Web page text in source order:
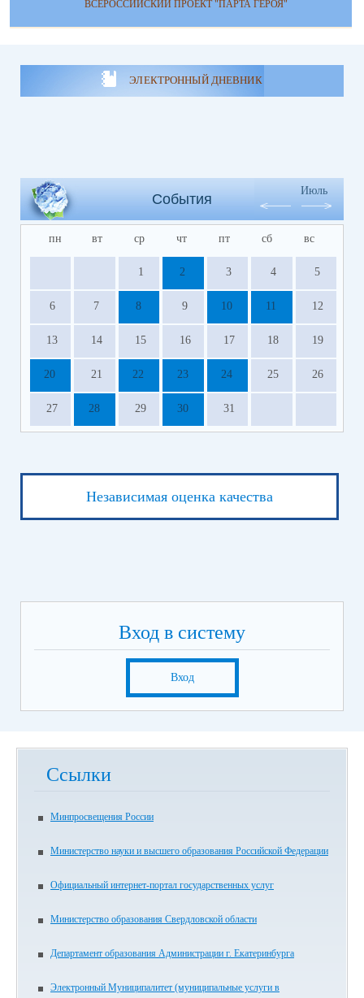
ВСЕРОССИЙСКИЙ ПРОЕКТ "ПАРТА ГЕРОЯ"
ЭЛЕКТРОННЫЙ ДНЕВНИК
События
Июль
пн вт ср чт пт сб вс
1 2 3 4 5
6 7 8 9 10 11 12
13 14 15 16 17 18 19
20 21 22 23 24 25 26
27 28 29 30 31
Независимая оценка качества
Вход в систему
Вход
Ссылки
Минпросвещения России
Министерство науки и высшего образования Российской Федерации
Официальный интернет-портал государственных услуг
Министерство образования Свердловской области
Департамент образования Администрации г. Екатеринбурга
Электронный Муниципалитет (муниципальные услуги в